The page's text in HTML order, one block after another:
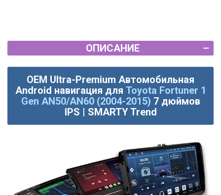
ОПИСАНИЕ
OEM Ultra-Premium Автомобильная
Android навигация для Toyota Fortuner 1
Gen AN50/AN60 (2004-2015) 7 дюймов
IPS | SMARTY Trend